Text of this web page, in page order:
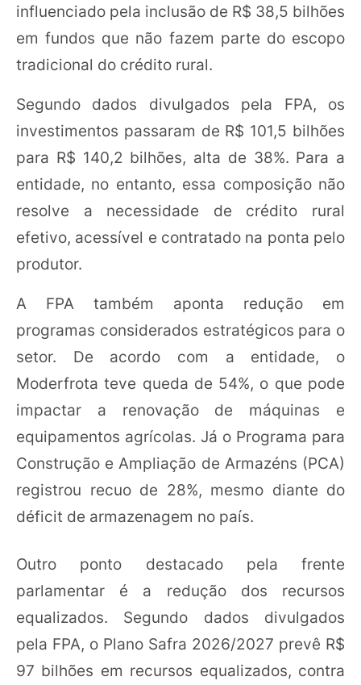
influenciado pela inclusão de R$ 38,5 bilhões
em fundos que não fazem parte do escopo
tradicional do crédito rural.
Segundo dados divulgados pela FPA, os
investimentos passaram de R$ 101,5 bilhões
para R$ 140,2 bilhões, alta de 38%. Para a
entidade, no entanto, essa composição não
resolve a necessidade de crédito rural
efetivo, acessível e contratado na ponta pelo
produtor.
A FPA também aponta redução em
programas considerados estratégicos para o
setor. De acordo com a entidade, o
Moderfrota teve queda de 54%, o que pode
impactar a renovação de máquinas e
equipamentos agrícolas. Já o Programa para
Construção e Ampliação de Armazéns (PCA)
registrou recuo de 28%, mesmo diante do
déficit de armazenagem no país.
Outro ponto destacado pela frente
parlamentar é a redução dos recursos
equalizados. Segundo dados divulgados
pela FPA, o Plano Safra 2026/2027 prevê R$
97 bilhões em recursos equalizados, contra